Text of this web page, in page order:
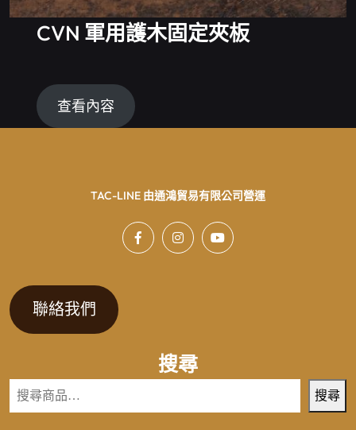
CVN 軍用護木固定夾板
查看內容
TAC-LINE 由通鴻貿易有限公司營運
聯絡我們
搜尋
搜尋